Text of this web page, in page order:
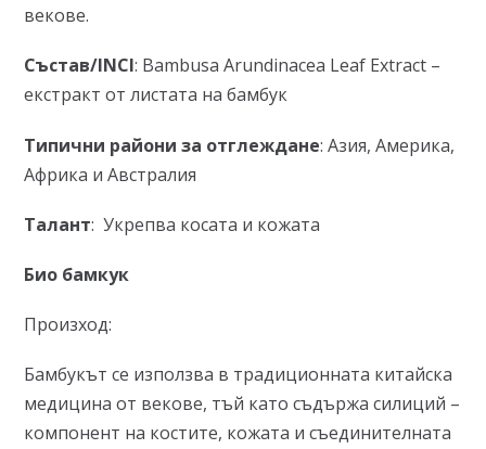
векове.
Състав/INCI: Bambusa Arundinacea Leaf Extract –
екстракт от листата на бамбук
Типични райони за отглеждане: Азия, Америка,
Африка и Австралия
Талант: Укрепва косата и кожата
Био бамкук
Произход:
Бамбукът се използва в традиционната китайска
медицина от векове, тъй като съдържа силиций –
компонент на костите, кожата и съединителната